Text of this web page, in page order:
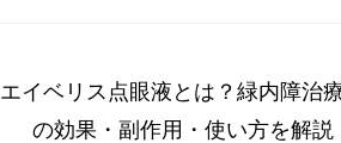
エイベリス点眼液とは？緑内障治
の効果・副作用・使い方を解説